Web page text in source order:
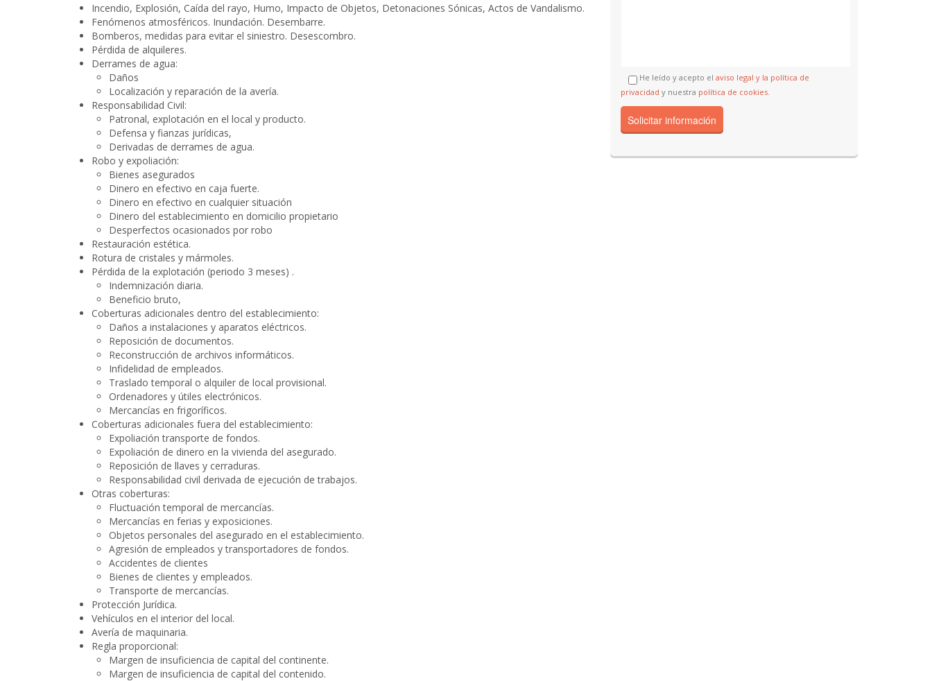
Incendio, Explosión, Caída del rayo, Humo, Impacto de Objetos, Detonaciones Sónicas, Actos de Vandalismo.
Fenómenos atmosféricos. Inundación. Desembarre.
Bomberos, medidas para evitar el siniestro. Desescombro.
Pérdida de alquileres.
Derrames de agua:
Daños
Localización y reparación de la avería.
Responsabilidad Civil:
Patronal, explotación en el local y producto.
Defensa y fianzas jurídicas,
Derivadas de derrames de agua.
Robo y expoliación:
Bienes asegurados
Dinero en efectivo en caja fuerte.
Dinero en efectivo en cualquier situación
Dinero del establecimiento en domicilio propietario
Desperfectos ocasionados por robo
Restauración estética.
Rotura de cristales y mármoles.
Pérdida de la explotación (periodo 3 meses) .
Indemnización diaria.
Beneficio bruto,
Coberturas adicionales dentro del establecimiento:
Daños a instalaciones y aparatos eléctricos.
Reposición de documentos.
Reconstrucción de archivos informáticos.
Infidelidad de empleados.
Traslado temporal o alquiler de local provisional.
Ordenadores y útiles electrónicos.
Mercancías en frigoríficos.
Coberturas adicionales fuera del establecimiento:
Expoliación transporte de fondos.
Expoliación de dinero en la vivienda del asegurado.
Reposición de llaves y cerraduras.
Responsabilidad civil derivada de ejecución de trabajos.
Otras coberturas:
Fluctuación temporal de mercancías.
Mercancías en ferias y exposiciones.
Objetos personales del asegurado en el establecimiento.
Agresión de empleados y transportadores de fondos.
Accidentes de clientes
Bienes de clientes y empleados.
Transporte de mercancías.
Protección Jurídica.
Vehículos en el interior del local.
Avería de maquinaria.
Regla proporcional:
Margen de insuficiencia de capital del continente.
Margen de insuficiencia de capital del contenido.
He leído y acepto el aviso legal y la política de
privacidad y nuestra política de cookies.